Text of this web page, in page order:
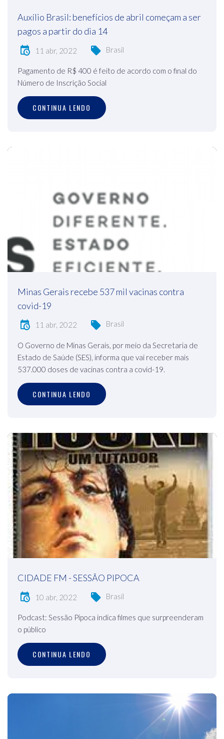
Auxílio Brasil: benefícios de abril começam a ser
pagos a partir do dia 14
11 abr, 2022 Brasil
Pagamento de R$ 400 é feito de acordo com o final do
Número de Inscrição Social
CONTINUA LENDO
Minas Gerais recebe 537 mil vacinas contra
covid-19
11 abr, 2022 Brasil
O Governo de Minas Gerais, por meio da Secretaria de
Estado de Saúde (SES), informa que vai receber mais
537.000 doses de vacinas contra a covid-19.
CONTINUA LENDO
CIDADE FM - SESSÃO PIPOCA
10 abr, 2022 Brasil
Podcast: Sessão Pipoca indica filmes que surpreenderam
o público
CONTINUA LENDO